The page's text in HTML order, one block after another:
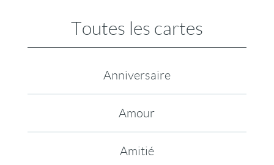
Toutes les cartes
Anniversaire
Amour
Amitié